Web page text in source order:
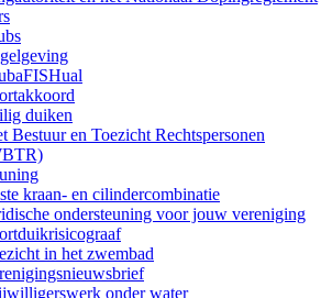
duiken
Bestuur en Toezicht Rechtspersonen
kraan- en cilindercombinatie
ondersteuning voor jouw vereniging
in het zwembad
onder water